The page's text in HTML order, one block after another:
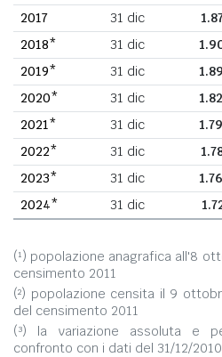
2017
31 dic
2018*
31 dic
2019*
31 dic
2020*
31 dic
2021*
31 dic
2022*
31 dic
2023*
31 dic
2024*
31 dic
(¹) popolazione anagrafica all'8
censimento 2011
(²) popolazione censita il 9
del censimento 2011
(³) la variazione assoluta e
confronto con i dati del 31/12/2010